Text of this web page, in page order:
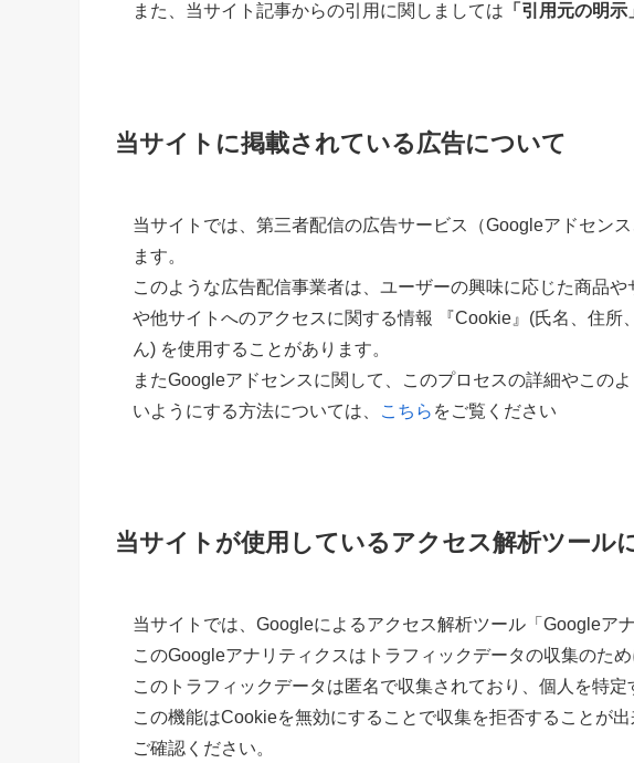
また、当サイト記事からの引用に関しましては 「引用元の明示
当サイトに掲載されている広告について
当サイトでは、第三者配信の広告サービス（Googleアドセン
ます。
このような広告配信事業者は、ユーザーの興味に応じた商品
や他サイトへのアクセスに関する情報 『Cookie』(氏名、住所
ん) を使用することがあります。
またGoogleアドセンスに関して、このプロセスの詳細やこの
いようにする方法については、
こちら をご覧ください
当サイトが使用しているアクセス解析ツール
当サイトでは、Googleによるアクセス解析ツール「Googleア
このGoogleアナリティクスはトラフィックデータの収集のた
このトラフィックデータは匿名で収集されており、個人を特定
この機能はCookieを無効にすることで収集を拒否することが
ご確認ください。